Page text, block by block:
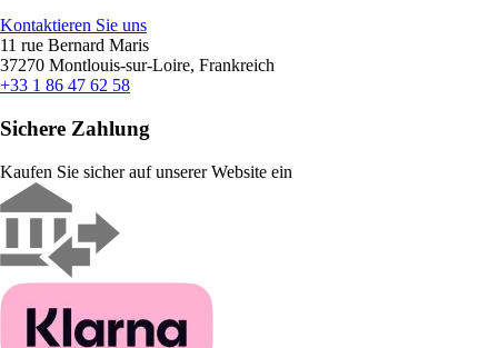
Kontaktieren Sie uns
11 rue Bernard Maris
37270 Montlouis-sur-Loire, Frankreich
+33 1 86 47 62 58
Sichere Zahlung
Kaufen Sie sicher auf unserer Website ein